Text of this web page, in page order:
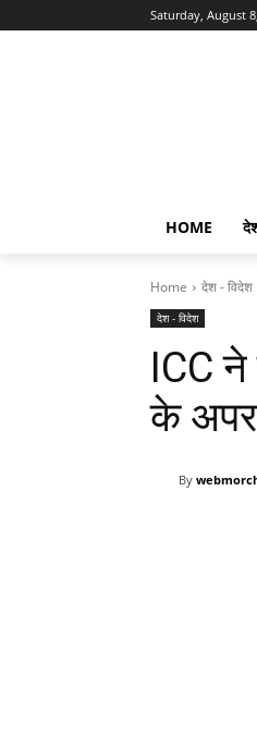
Saturday, August
HOME
Home देश - विदेश
देश - विदेश
ICC ने
के
By